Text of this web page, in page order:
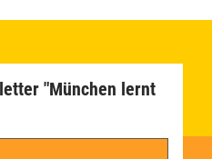
"München lernt